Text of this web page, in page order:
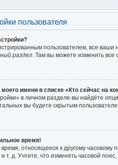
пользователя
пользователем, все
раздел . Там вы можете изменить все
имени в списке «Кто сейчас на
в личном разделе вы найдёте
вы будете скрытым
время!
относящееся к другому часовому
т. д. Учтите, что изменять часовой